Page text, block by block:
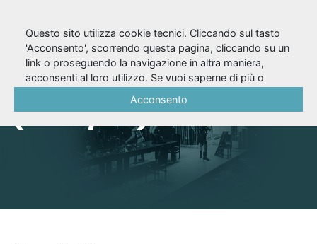
Il mago di Oz
(2019/20)
Questo sito utilizza cookie tecnici. Cliccando sul tasto
'Acconsento', scorrendo questa pagina, cliccando su un
link o proseguendo la navigazione in altra maniera,
acconsenti al loro utilizzo. Se vuoi saperne di più o
Acconsento